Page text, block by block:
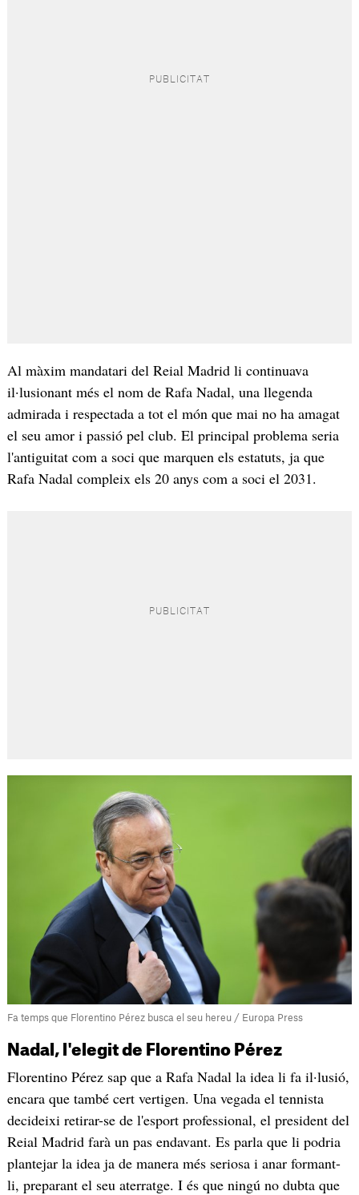
Al màxim mandatari del Reial Madrid li continuava
il·lusionant més el nom de Rafa Nadal, una llegenda
admirada i respectada a tot el món que mai no ha amagat
el seu amor i passió pel club. El principal problema seria
l'antiguitat com a soci que marquen els estatuts, ja que
Rafa Nadal compleix els 20 anys com a soci el 2031.
Fa temps que Florentino Pérez busca el seu hereu / Europa Press
Nadal, l'elegit de Florentino Pérez
Florentino Pérez sap que a Rafa Nadal la idea li fa il·lusió,
encara que també cert vertigen. Una vegada el tennista
decideixi retirar-se de l'esport professional, el president del
Reial Madrid farà un pas endavant. Es parla que li podria
plantejar la idea ja de manera més seriosa i anar formant-
li, preparant el seu aterratge. I és que ningú no dubta que